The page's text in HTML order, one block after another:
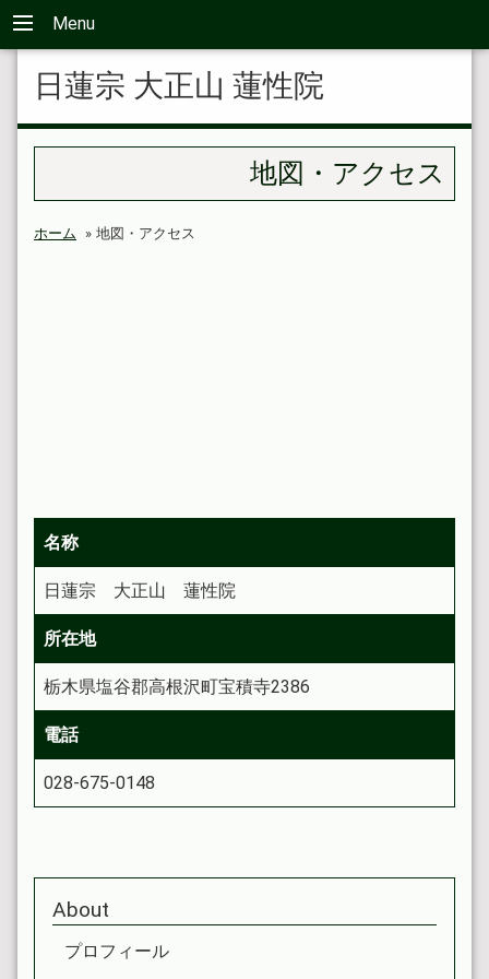
Menu
日蓮宗 大正山 蓮性院
地図・アクセス
ホーム » 地図・アクセス
名称
日蓮宗 大正山 蓮性院
所在地
栃木県塩谷郡高根沢町宝積寺2386
電話
028-675-0148
About
プロフィール